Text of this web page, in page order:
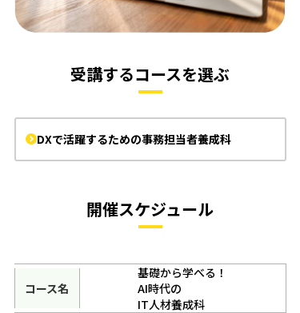
受講するコースを選ぶ
DXで活躍するための事務担当者養成科
開催スケジュール
基礎から学べる！
AI時代の
IT人材養成科